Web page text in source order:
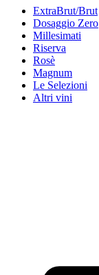
ExtraBrut/Brut
Dosaggio Zero
Millesimati
Riserva
Rosè
Magnum
Le Selezioni
Altri vini